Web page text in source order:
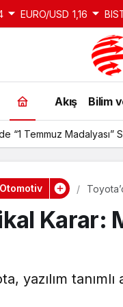
EURO/USD 1,16
Akış Bilim
“1 Temmuz
Otomotiv
Karar:
yazılım